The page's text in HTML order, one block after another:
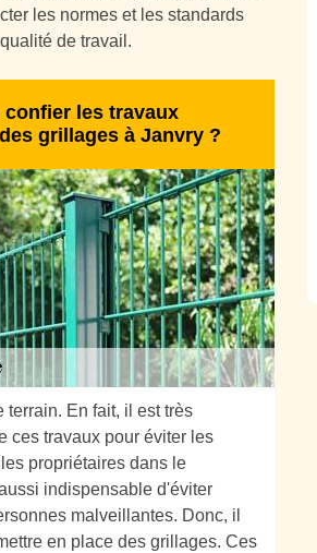
les normes et les standards
de travail.
les travaux
grillages à Janvry ?
terrain. En fait, il est très
ces travaux pour éviter les
propriétaires dans le
indispensable d'éviter
malveillantes. Donc, il
en place des grillages. Ces